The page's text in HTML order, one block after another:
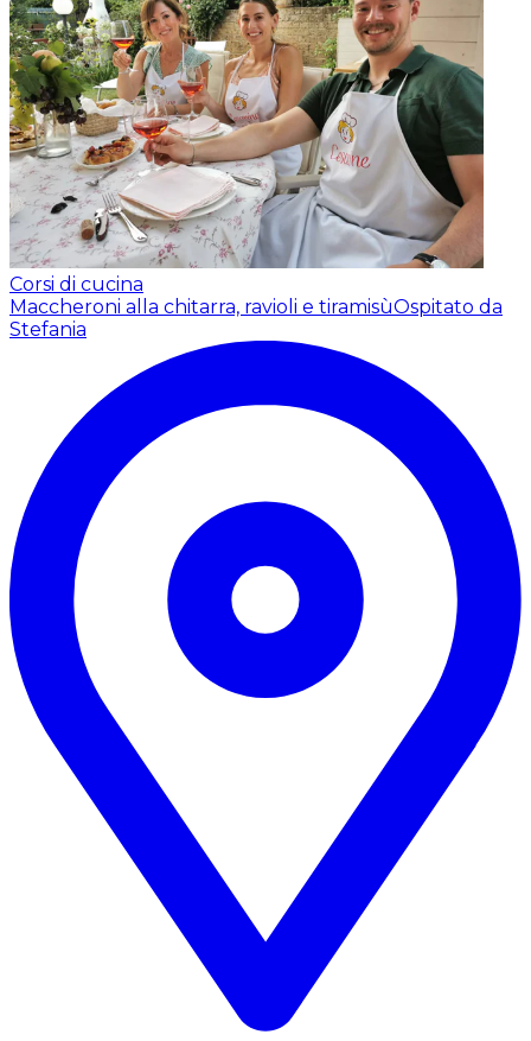
Corsi di cucina
Maccheroni alla chitarra, ravioli e tiramisùOspitato da
Stefania